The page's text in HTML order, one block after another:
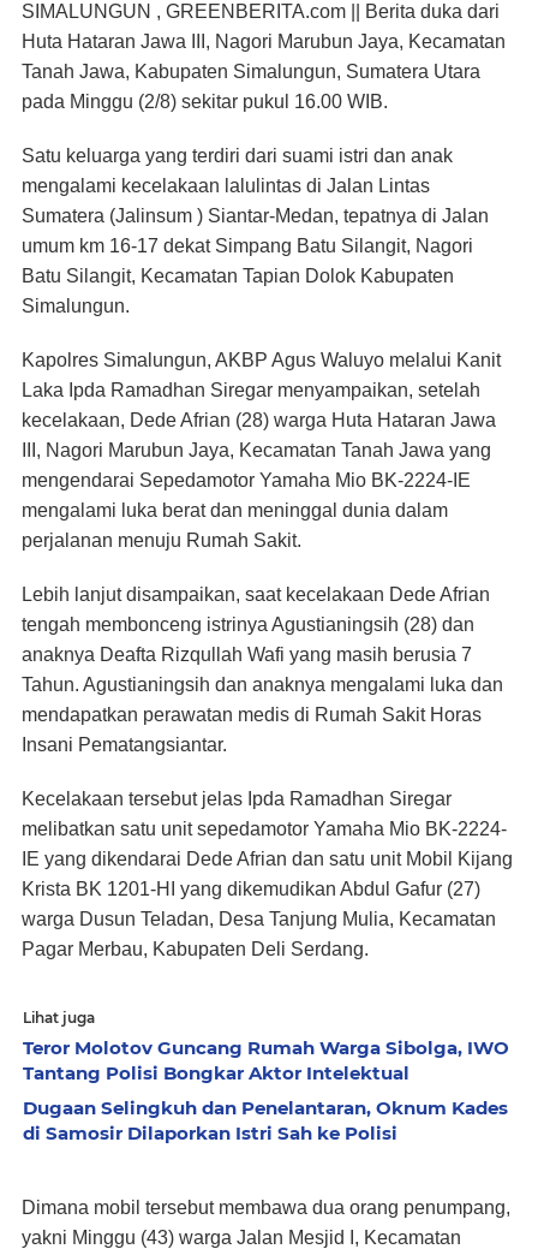
SIMALUNGUN , GREENBERITA.com ||
Berita duka dari
Huta Hataran Jawa III, Nagori Marubun Jaya, Kecamatan
Tanah Jawa, Kabupaten Simalungun, Sumatera Utara
pada Minggu (2/8) sekitar pukul 16.00 WIB.
Satu keluarga yang terdiri dari suami istri dan anak
mengalami kecelakaan lalulintas di Jalan Lintas
Sumatera (Jalinsum ) Siantar-Medan, tepatnya di Jalan
umum km 16-17 dekat Simpang Batu Silangit, Nagori
Batu Silangit, Kecamatan Tapian Dolok Kabupaten
Simalungun.
Kapolres Simalungun, AKBP Agus Waluyo melalui Kanit
Laka Ipda Ramadhan Siregar menyampaikan, setelah
kecelakaan, Dede Afrian (28) warga Huta Hataran Jawa
III, Nagori Marubun Jaya, Kecamatan Tanah Jawa yang
mengendarai Sepedamotor Yamaha Mio BK-2224-IE
mengalami luka berat dan meninggal dunia dalam
perjalanan menuju Rumah Sakit.
Lebih lanjut disampaikan, saat kecelakaan Dede Afrian
tengah membonceng istrinya Agustianingsih (28) dan
anaknya Deafta Rizqullah Wafi yang masih berusia 7
Tahun. Agustianingsih dan anaknya mengalami luka dan
mendapatkan perawatan medis di Rumah Sakit Horas
Insani Pematangsiantar.
Kecelakaan tersebut jelas Ipda Ramadhan Siregar
melibatkan satu unit sepedamotor Yamaha Mio BK-2224-
IE yang dikendarai Dede Afrian dan satu unit Mobil Kijang
Krista BK 1201-HI yang dikemudikan Abdul Gafur (27)
warga Dusun Teladan, Desa Tanjung Mulia, Kecamatan
Pagar Merbau, Kabupaten Deli Serdang.
Lihat juga
Teror Molotov Guncang Rumah Warga Sibolga, IWO
Tantang Polisi Bongkar Aktor Intelektual
Dugaan Selingkuh dan Penelantaran, Oknum Kades
di Samosir Dilaporkan Istri Sah ke Polisi
Dimana mobil tersebut membawa dua orang penumpang,
yakni Minggu (43) warga Jalan Mesjid I, Kecamatan